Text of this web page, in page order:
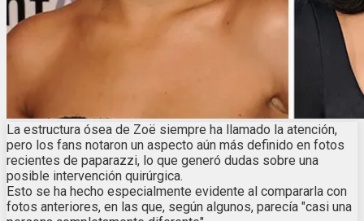
La estructura ósea de Zoë siempre ha llamado la atención,
pero los fans notaron un aspecto aún más definido en fotos
recientes de paparazzi, lo que generó dudas sobre una
posible intervención quirúrgica.
Esto se ha hecho especialmente evidente al compararla con
fotos anteriores, en las que, según algunos, parecía "casi una